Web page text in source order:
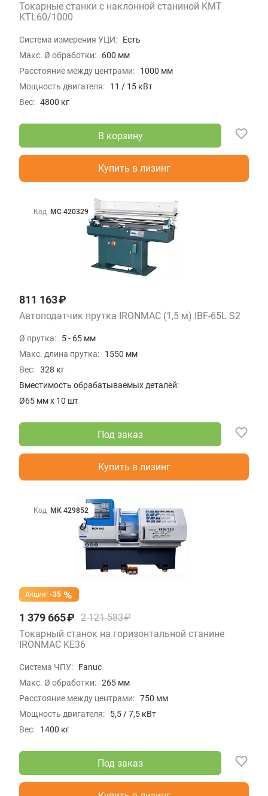
Токарные станки с наклонной станиной KMT
KTL60/1000
Система измерения УЦИ:
Есть
Макс. Ø обработки:
600 мм
Расстояние между центрами:
1000 мм
Мощность двигателя:
11 / 15 кВт
Вес: 4800 кг
В корзину
Купить в лизинг
811 163 ₽
Автоподатчик прутка IRONMAC (1,5 м) IBF-65L S2
Ø прутка:
5 - 65 мм
Макс. длина прутка:
1550 мм
Вес: 328 кг
Вместимость обрабатываемых деталей:
Ø65 мм х 10 шт
Под заказ
Купить в лизинг
Код МС 420329
Акция! -35
1 379 665 ₽ 2 121 583 ₽
Токарный станок на горизонтальной станине
IRONMAC KE36
Система ЧПУ:
Fanuc
Макс. Ø обработки: 265 мм
Расстояние между центрами: 750 мм
Мощность двигателя:
5,5 / 7,5 кВт
Вес:
1400 кг
Под заказ
Код МК 429852